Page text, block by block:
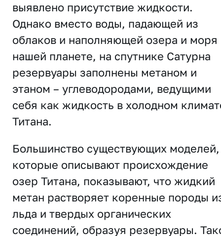
выявлено присутствие жидкости.
Однако вместо воды, падающей из
облаков и наполняющей озера и моря
нашей планете, на спутнике Сатурна
резервуары заполнены метаном и
этаном – углеводородами, ведущими
себя как жидкость в холодном
Титана.
Большинство существующих моделей,
которые описывают происхождение
озер Титана, показывают, что жидкий
метан растворяет коренные породы
льда и твердых органических
соединений, образуя резервуары.